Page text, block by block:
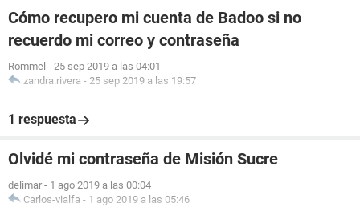
Cómo recupero mi cuenta de Badoo si no
recuerdo mi correo y contraseña
Rommel - 25 sep 2019 a las 04:01
zandra.rivera - 25 sep 2019 a las 19:57
1 respuesta
Olvidé mi contraseña de Misión Sucre
delimar - 1 ago 2019 a las 00:04
Carlos-vialfa - 1 ago 2019 a las 05:46